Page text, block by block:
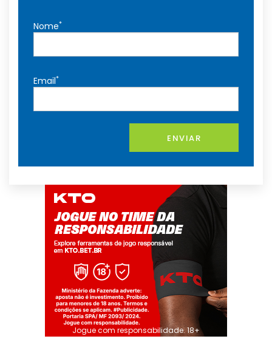
Nome*
Email*
ENVIAR
Jogue com responsabilidade. 18+